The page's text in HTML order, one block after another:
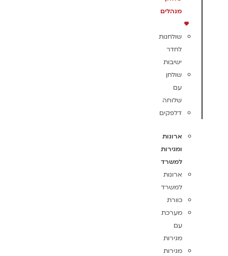
מנהלים
שולחנות
לחדר
ישיבות
שולחן
עם
שלוחה
דלפקים
ארונות
ומגירות
למשרד
ארונות
למשרד
כוורת
מערכת
עם
מגירות
מגירות